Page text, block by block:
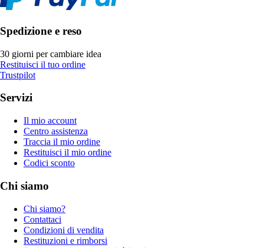
Spedizione e reso
30 giorni per cambiare idea
Restituisci il tuo ordine
Trustpilot
Servizi
Il mio account
Centro assistenza
Traccia il mio ordine
Restituisci il mio ordine
Codici sconto
Chi siamo
Chi siamo?
Contattaci
Condizioni di vendita
Restituzioni e rimborsi